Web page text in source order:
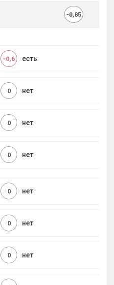
-0,85
есть
-0,6
нет
0
нет
0
нет
0
нет
0
нет
0
нет
0